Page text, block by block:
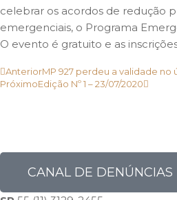
celebrar os acordos de redução
emergenciais, o Programa
O evento é gratuito e as
AnteriorMP 927 perdeu a validade no
PróximoEdição Nº 1 – 23/07/2020
CANAL DE DENÚNCIAS